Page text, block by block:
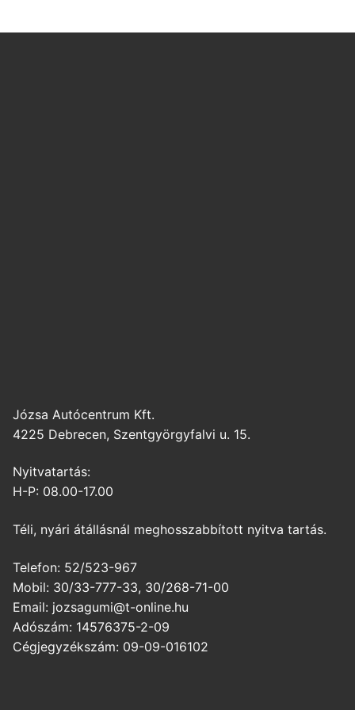
Józsa Autócentrum Kft.
4225 Debrecen, Szentgyörgyfalvi u. 15.
Nyitvatartás:
H-P: 08.00-17.00
Téli, nyári átállásnál meghosszabbított nyitva tartás.
Telefon: 52/523-967
Mobil: 30/33-777-33, 30/268-71-00
Email: jozsagumi@t-online.hu
Adószám: 14576375-2-09
Cégjegyzékszám: 09-09-016102